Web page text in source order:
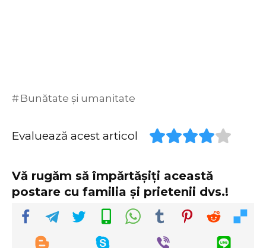
Bunătate și umanitate
Evaluează acest articol
Vă rugăm să împărtășiți această
postare cu familia și prietenii dvs.!